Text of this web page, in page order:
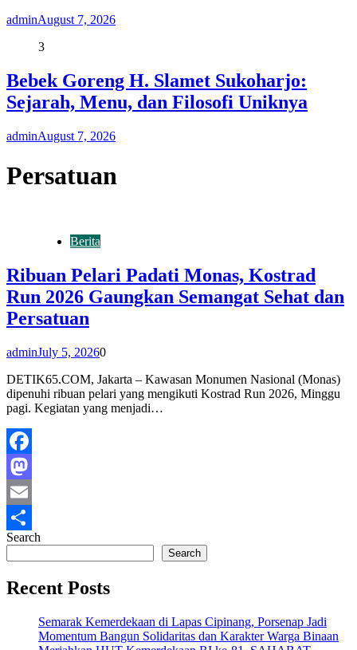
adminAugust 7, 2026
3
Bebek Goreng H. Slamet Sukoharjo:
Sejarah, Menu, dan Filosofi Uniknya
adminAugust 7, 2026
Persatuan
Berita
Ribuan Pelari Padati Monas, Kostrad
Run 2026 Gaungkan Semangat Sehat dan
Persatuan
adminJuly 5, 20260
DETIK65.COM, Jakarta – Kawasan Monumen Nasional (Monas)
dipenuhi ribuan pelari yang mengikuti Kostrad Run 2026, Minggu
pagi. Kegiatan yang menjadi…
Facebook
Mastodon
Email
Share
Search
Search
Recent Posts
Semarak Kemerdekaan di Lapas Cipinang, Porsenap Jadi
Momentum Bangun Solidaritas dan Karakter Warga Binaan